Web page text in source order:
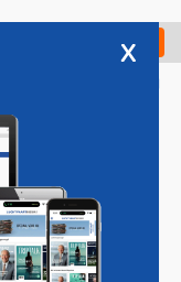
Check in
Vacatures
x